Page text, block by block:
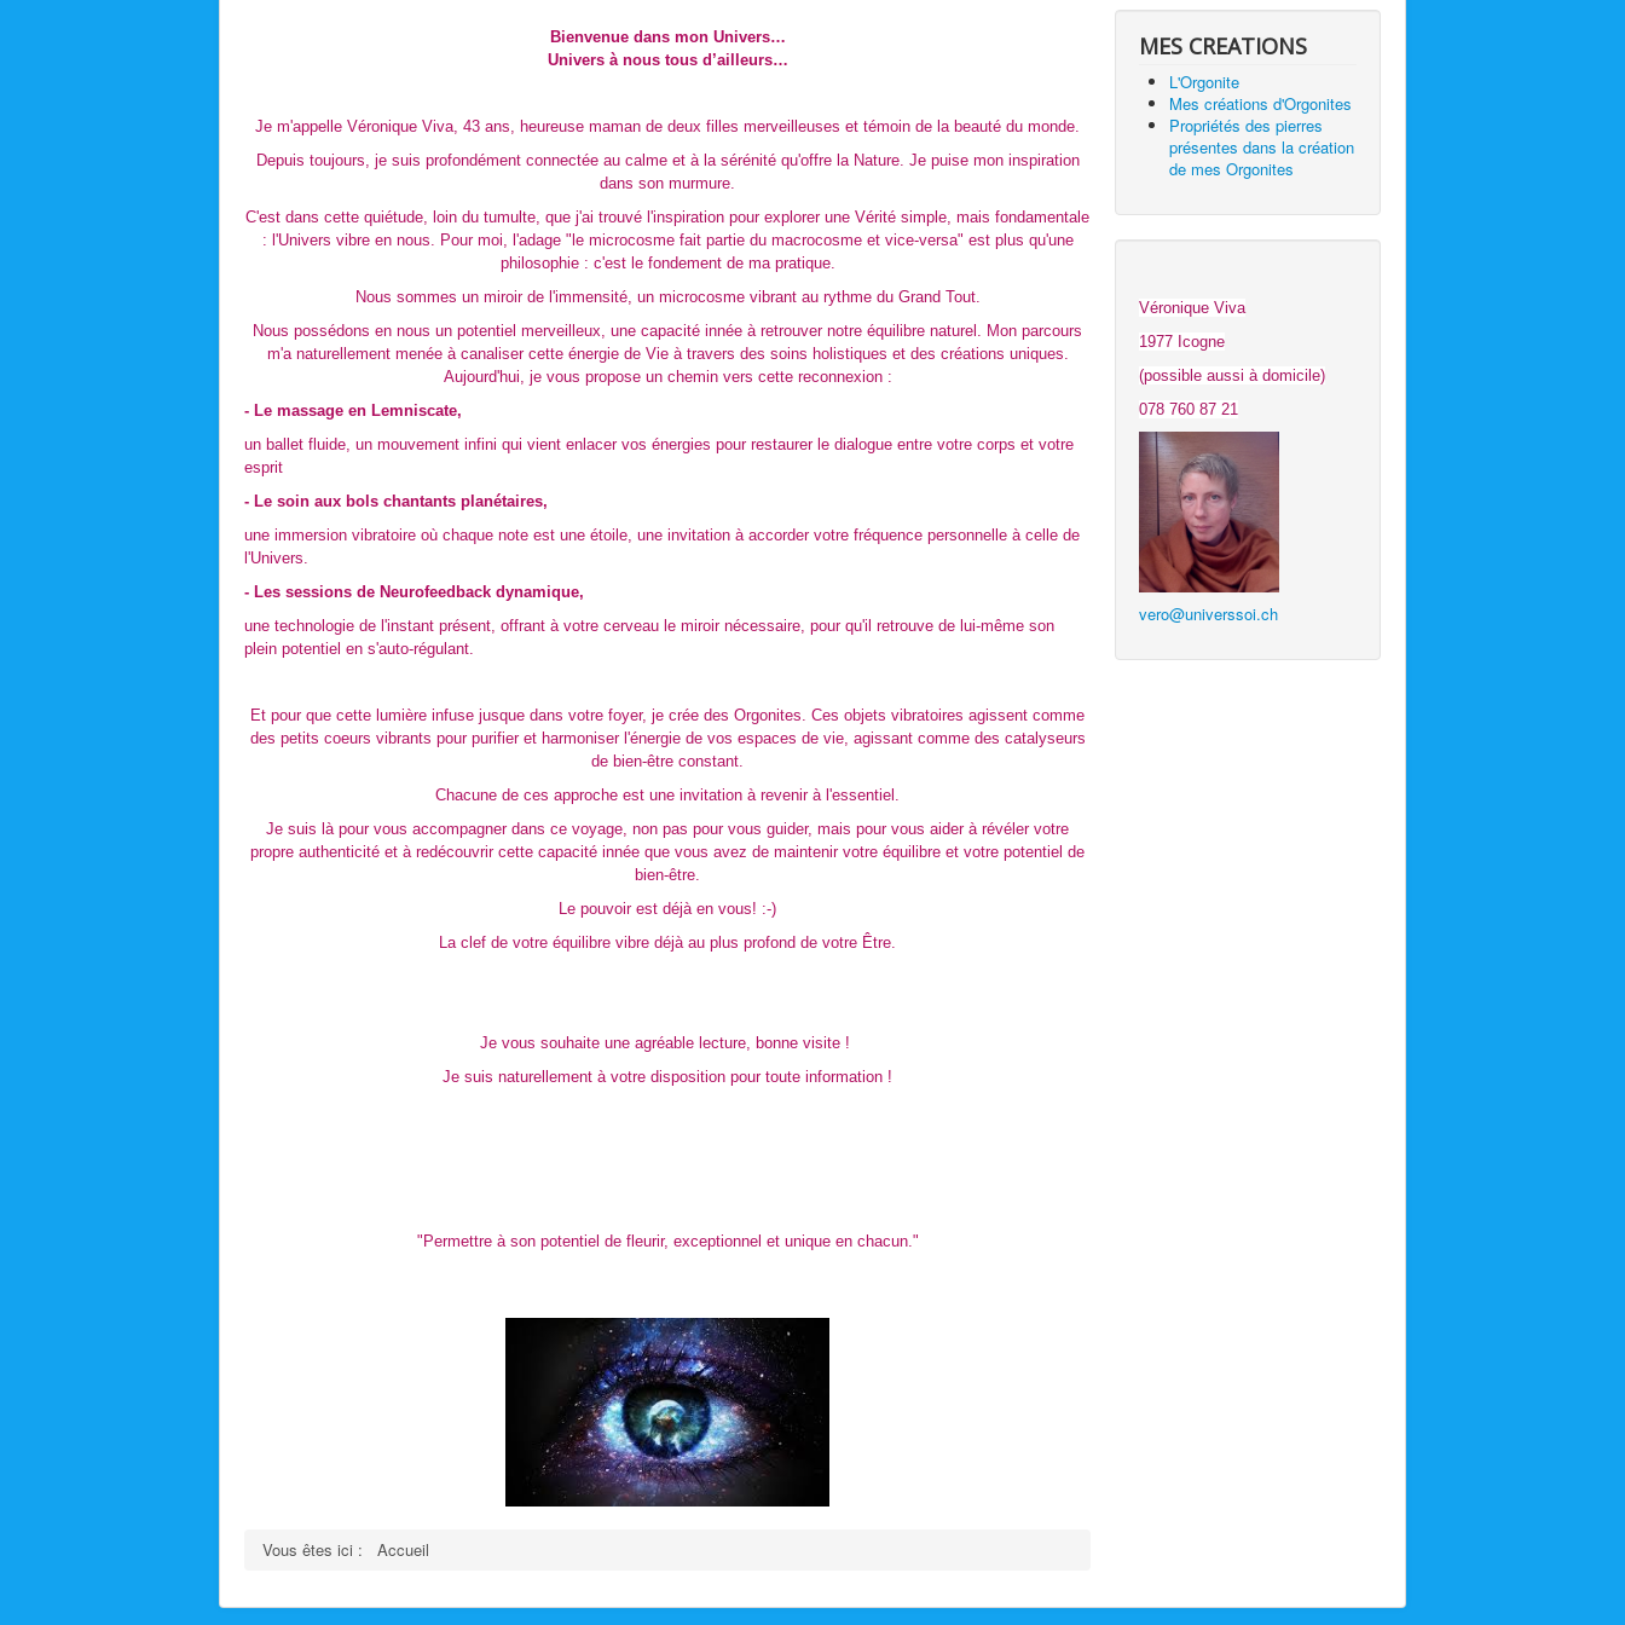
Bienvenue dans mon Univers…
Univers à nous tous d’ailleurs…
Je m'appelle Véronique Viva, 43 ans, heureuse maman de deux filles merveilleuses et témoin de la beauté du monde.
Depuis toujours, je suis profondément connectée au calme et à la sérénité qu'offre la Nature. Je puise mon inspiration
dans son murmure.
C'est dans cette quiétude, loin du tumulte, que j'ai trouvé l'inspiration pour explorer une Vérité simple, mais fondamentale
: l'Univers vibre en nous. Pour moi, l'adage "le microcosme fait partie du macrocosme et vice-versa" est plus qu'une
philosophie : c'est le fondement de ma pratique.
Nous sommes un miroir de l'immensité, un microcosme vibrant au rythme du Grand Tout.
Nous possédons en nous un potentiel merveilleux, une capacité innée à retrouver notre équilibre naturel. Mon parcours
m'a naturellement menée à canaliser cette énergie de Vie à travers des soins holistiques et des créations uniques.
Aujourd'hui, je vous propose un chemin vers cette reconnexion :
- Le massage en Lemniscate,
un ballet fluide, un mouvement infini qui vient enlacer vos énergies pour restaurer le dialogue entre votre corps et votre
esprit
- Le soin aux bols chantants planétaires,
une immersion vibratoire où chaque note est une étoile, une invitation à accorder votre fréquence personnelle à celle de
l'Univers.
- Les sessions de Neurofeedback dynamique,
une technologie de l'instant présent, offrant à votre cerveau le miroir nécessaire, pour qu'il retrouve de lui-même son
plein potentiel en s'auto-régulant.
Et pour que cette lumière infuse jusque dans votre foyer, je crée des Orgonites. Ces objets vibratoires agissent comme
des petits coeurs vibrants pour purifier et harmoniser l'énergie de vos espaces de vie, agissant comme des catalyseurs
de bien-être constant.
Chacune de ces approche est une invitation à revenir à l'essentiel.
Je suis là pour vous accompagner dans ce voyage, non pas pour vous guider, mais pour vous aider à révéler votre
propre authenticité et à redécouvrir cette capacité innée que vous avez de maintenir votre équilibre et votre potentiel de
bien-être.
Le pouvoir est déjà en vous! :-)
La clef de votre équilibre vibre déjà au plus profond de votre Être.
Je vous souhaite une agréable lecture, bonne visite !
Je suis naturellement à votre disposition pour toute information !
"Permettre à son potentiel de fleurir, exceptionnel et unique en chacun."
Vous êtes ici : Accueil
MES CREATIONS
L'Orgonite
Mes créations d'Orgonites
Propriétés des pierres
présentes dans la création
de mes Orgonites
Véronique Viva
1977 Icogne
(possible aussi à domicile)
078 760 87 21
vero@universsoi.ch